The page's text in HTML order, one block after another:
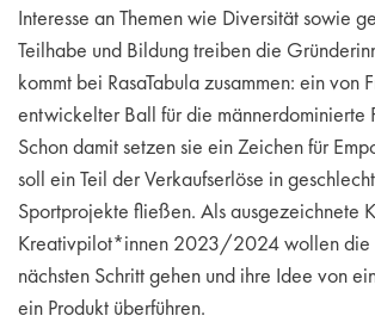
Interesse an Themen wie Diversität sowie
Teilhabe und Bildung treiben die
kommt bei RasaTabula zusammen: ein von
entwickelter Ball für die männerdominierte
Schon damit setzen sie ein Zeichen für
soll ein Teil der Verkaufserlöse in
Sportprojekte fließen. Als ausgezeichnete
Kreativpilot*innen 2023/2024 wollen die
nächsten Schritt gehen und ihre Idee von
ein Produkt überführen.